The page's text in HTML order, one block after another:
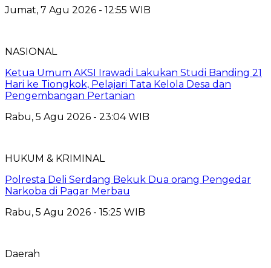
Jumat, 7 Agu 2026 - 12:55 WIB
NASIONAL
Ketua Umum AKSI Irawadi Lakukan Studi Banding 21
Hari ke Tiongkok, Pelajari Tata Kelola Desa dan
Pengembangan Pertanian
Rabu, 5 Agu 2026 - 23:04 WIB
HUKUM & KRIMINAL
Polresta Deli Serdang Bekuk Dua orang Pengedar
Narkoba di Pagar Merbau
Rabu, 5 Agu 2026 - 15:25 WIB
Daerah